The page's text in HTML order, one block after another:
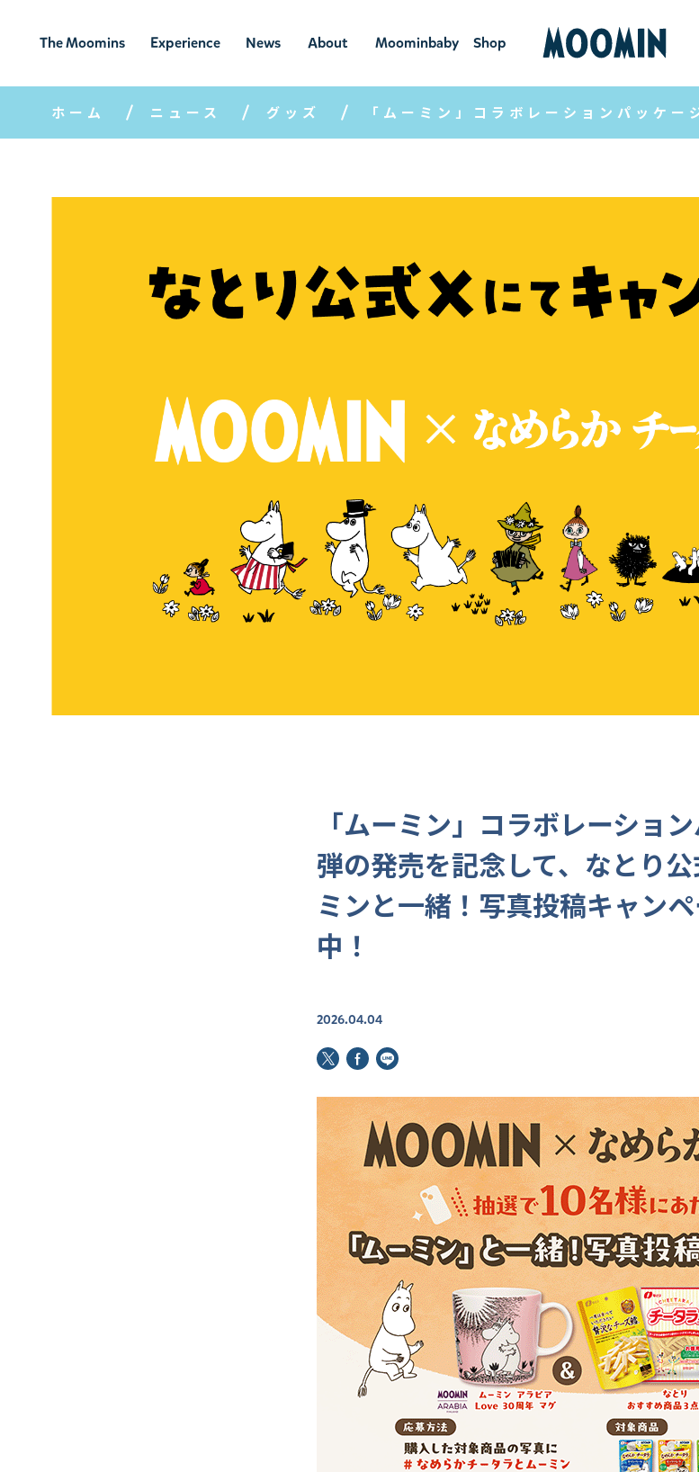
The Moomins
ムーミンの
世界
Experience
ムーミンの世
界を楽しむ
News
ニュ
ース
About
ムーミン
について
Moominbaby
ムーミンベ
ビー
Shop
ショ
ップ
ホーム ニュース グッズ
「ムーミン」コラボレーショ
弾の発売を記念して、なとり
ミンと一緒！写真投稿キャン
中！
2026.04.04